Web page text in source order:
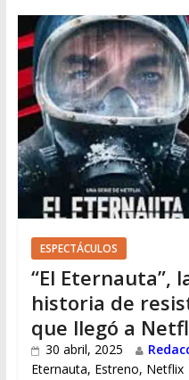
ESPECTÁCULOS
“El Eternauta”,
historia de
que llegó a
30 abril, 2025
Eternauta, Estreno, Netflix